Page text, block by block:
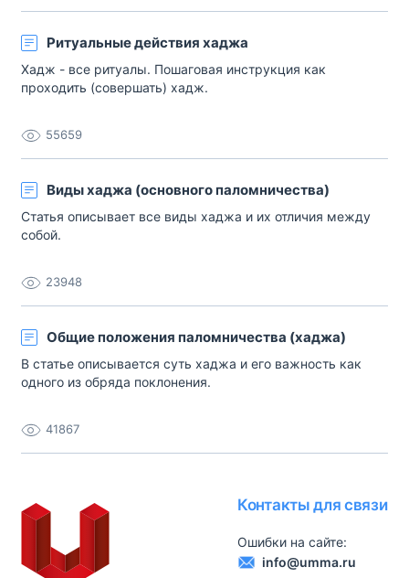
Ритуальные действия хаджа
Хадж - все ритуалы. Пошаговая инструкция как
проходить (совершать) хадж.
55659
Виды хаджа (основного паломничества)
Статья описывает все виды хаджа и их отличия между
собой.
23948
Общие положения паломничества (хаджа)
В статье описывается суть хаджа и его важность как
одного из обряда поклонения.
41867
Контакты для связи
Ошибки на сайте:
info@umma.ru